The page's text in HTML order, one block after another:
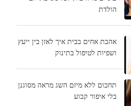
הולדת
אהבת אחים בבית איך לאזן בין ייעץ
ושפיות לטיפול בתינוק
תחכום ללא מיזם השג מראה מסוגנן
בלי איפור קבוע